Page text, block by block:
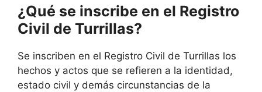
¿Qué se inscribe en el Registro
Civil de Turrillas?
Se inscriben en el Registro Civil de Turrillas los
hechos y actos que se refieren a la identidad,
estado civil y demás circunstancias de la